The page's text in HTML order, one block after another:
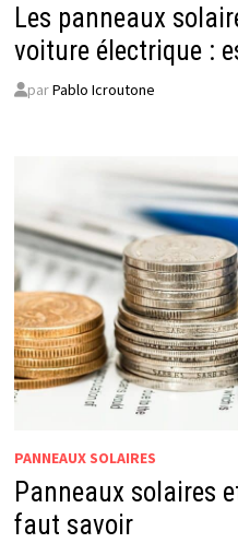
Les panneaux
voiture électrique :
parPablo Icroutone
PANNEAUX SOLAIRES
Panneaux solaires
faut savoir